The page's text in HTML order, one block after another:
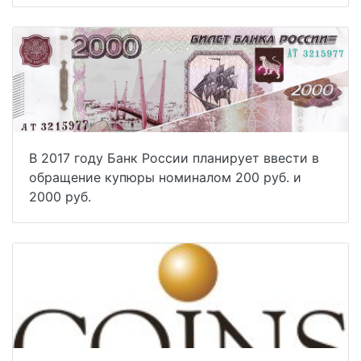
В 2017 году Банк России планирует ввести в
обращение купюры номиналом 200 руб. и
2000 руб.